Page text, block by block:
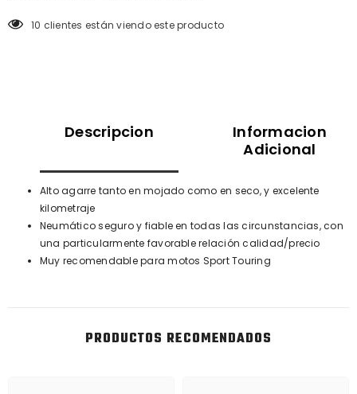
10 clientes están viendo este producto
Descripcion
Informacion
Adicional
Alto agarre tanto en mojado como en seco, y excelente
kilometraje
Neumático seguro y fiable en todas las circunstancias, con
una particularmente favorable relación calidad/precio
Muy recomendable para motos Sport Touring
PRODUCTOS RECOMENDADOS